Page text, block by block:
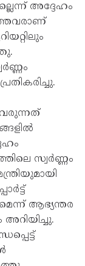
അദ്ദേഹം
സ്വർണ്ണം
ആഭ്യന്തര